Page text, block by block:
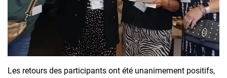
Les retours des participants ont été unanimement positifs,